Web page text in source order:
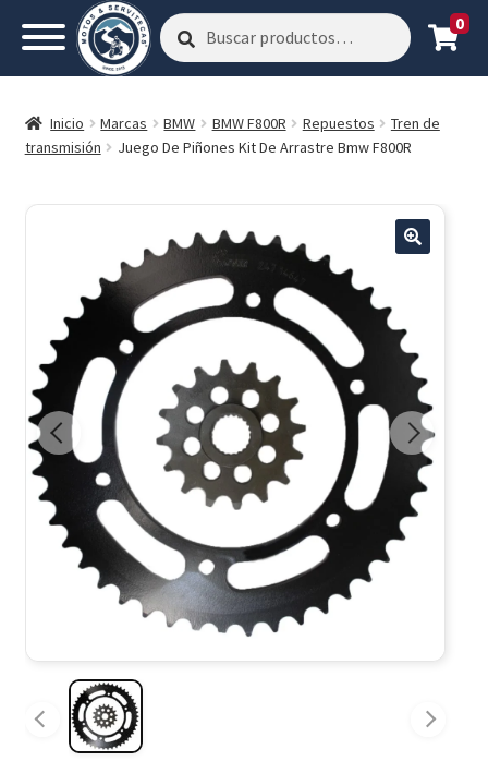
Buscar
por:
Buscar 0
Inicio Marcas BMW BMW F800R Repuestos
Tren de
transmisión
Juego De Piñones Kit De Arrastre Bmw F800R